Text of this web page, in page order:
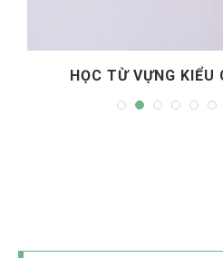
HỌC TỪ VỰNG KIỂU